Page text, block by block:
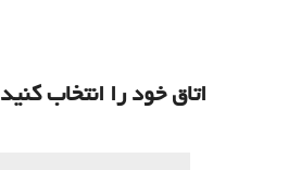
اتاق خود را انتخاب کنید